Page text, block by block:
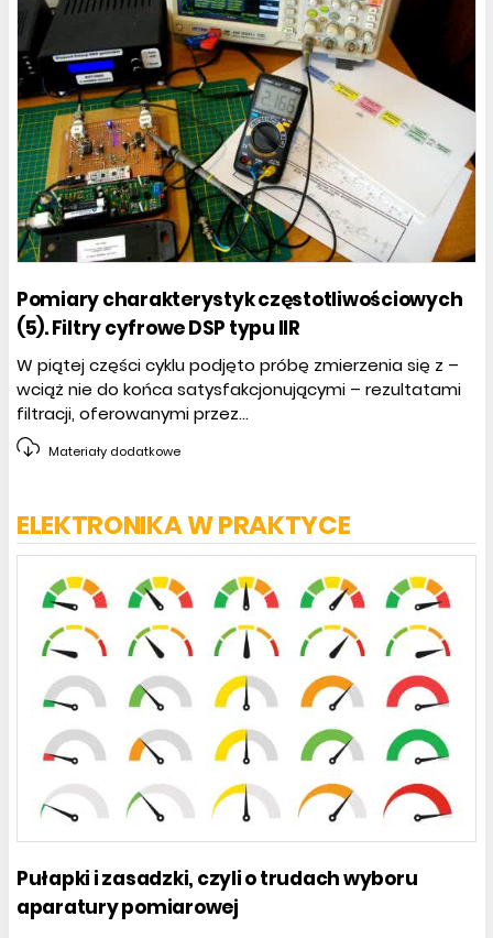
Pomiary charakterystyk częstotliwościowych
(5). Filtry cyfrowe DSP typu IIR
W piątej części cyklu podjęto próbę zmierzenia się z –
wciąż nie do końca satysfakcjonującymi – rezultatami
filtracji, oferowanymi przez...
Materiały dodatkowe
ELEKTRONIKA W PRAKTYCE
Pułapki i zasadzki, czyli o trudach wyboru
aparatury pomiarowej